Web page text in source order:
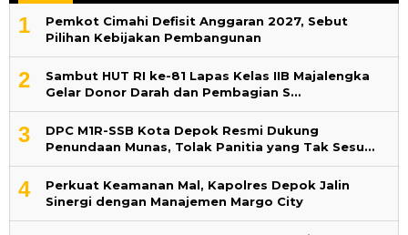
1
Pemkot Cimahi Defisit Anggaran 2027, Sebut
Pilihan Kebijakan Pembangunan
2
Sambut HUT RI ke-81 Lapas Kelas IIB Majalengka
Gelar Donor Darah dan Pembagian S…
3
DPC M1R-SSB Kota Depok Resmi Dukung
Penundaan Munas, Tolak Panitia yang Tak Sesu…
4
Perkuat Keamanan Mal, Kapolres Depok Jalin
Sinergi dengan Manajemen Margo City